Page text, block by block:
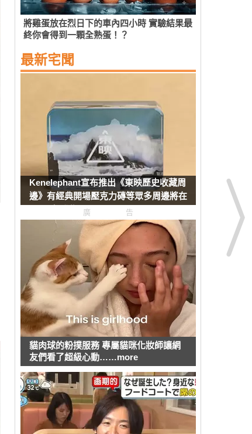
將雞蛋放在烈日下的車內四小時 實驗結果最
終你會得到一顆全熟蛋！？
最新宅聞
Kenelephant宣布推出《東映歷史收藏周
邊》有經典開場壓克力磚等眾多周邊將在
廣告
貓肉球的粉撲服務 專屬貓咪化妝師讓網
友們看了超級心動……more